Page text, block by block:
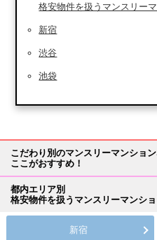
格安物件を扱うマンスリー
新宿
渋谷
池袋
こだわり別のマンスリーマンショ
ここがおすすめ！
都内エリア別
格安物件を扱うマンスリーマンシ
新宿